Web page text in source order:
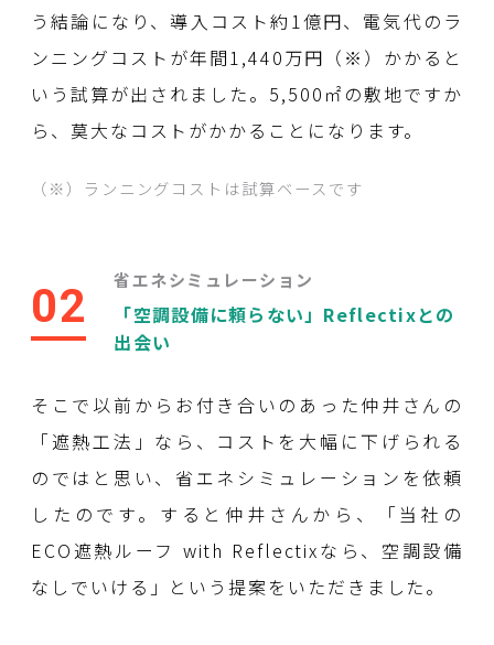
う結論になり、導入コスト約1億円、電気代のラ
ンニングコストが年間1,440万円（※）かかると
いう試算が出されました。5,500㎡の敷地ですか
ら、莫大なコストがかかることになります。
（※）ランニングコストは試算ベースです
02 省エネシミュレーション
「空調設備に頼らない」Reflectixとの
出会い
そこで以前からお付き合いのあった仲井さんの
「遮熱工法」なら、コストを大幅に下げられる
のではと思い、省エネシミュレーションを依頼
したのです。すると仲井さんから、「当社の
ECO遮熱ルーフ with Reflectixなら、空調設備
なしでいける」という提案をいただきました。